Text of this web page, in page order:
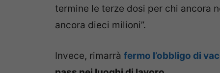
termine le terze dosi per chi ancora
ancora dieci milioni”.
Invece, rimarrà fermo l’obbligo di